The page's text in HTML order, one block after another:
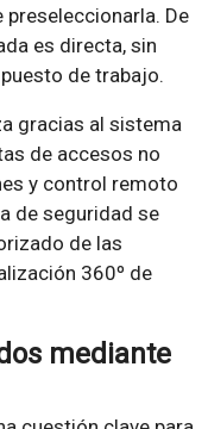
preseleccionarla. De
es directa, sin
de trabajo.
gracias al sistema
de accesos no
y control remoto
de seguridad se
de las
360º de
mediante